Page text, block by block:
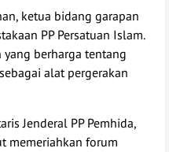
ketua bidang garapan
PP Persatuan Islam.
yang berharga tentang
alat pergerakan
Jenderal PP Pemhida,
memeriahkan forum